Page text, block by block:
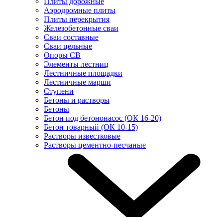
Аэродромные плиты
Плиты перекрытия
Железобетонные сваи
Сваи составные
Сваи цельные
Опоры СВ
Элементы лестниц
Лестничные площадки
Лестничные марши
Ступени
Бетоны и растворы
Бетоны
Бетон под бетононасос (ОК 16-20)
Бетон товарный (ОК 10-15)
Растворы известковые
Растворы цементно-песчаные